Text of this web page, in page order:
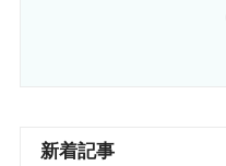
新着記事